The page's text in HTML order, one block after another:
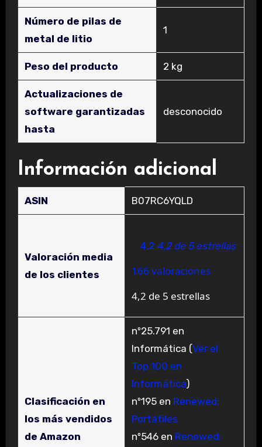
Número de pilas de
metal de litio
‎1
Peso del producto ‎2 kg
Actualizaciones de
software garantizadas
hasta
‎desconocido
Información adicional
ASIN B07RC6YQLD
Valoración media
de los clientes
4,2 4,2 de 5 estrellas
166 valoraciones
4,2 de 5 estrellas
Clasificación en
los más vendidos
de Amazon
nº25.791 en
Informática (Ver el
Top 100 en
Informática)
nº195 en Renewed:
Portátiles
nº546 en Renewed: